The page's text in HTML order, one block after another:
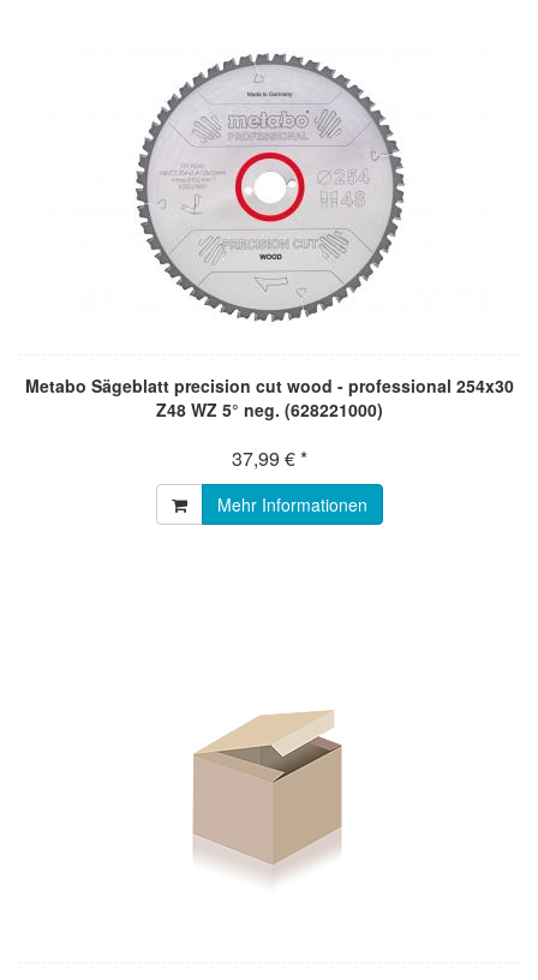
Metabo Sägeblatt precision cut wood - professional 254x30
Z48 WZ 5° neg. (628221000)
37,99 € *
Mehr Informationen